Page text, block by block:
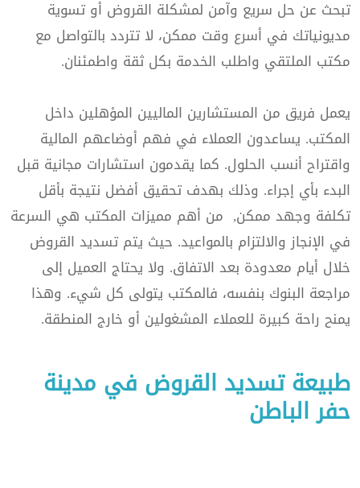
تبحث عن حل سريع وآمن لمشكلة القروض أو تسوية
مديونياتك في أسرع وقت ممكن، لا تتردد بالتواصل مع
مكتب الملتقي واطلب الخدمة بكل ثقة واطمئنان.
يعمل فريق من المستشارين الماليين المؤهلين داخل
المكتب. يساعدون العملاء في فهم أوضاعهم المالية
واقتراح أنسب الحلول. كما يقدمون استشارات مجانية قبل
البدء بأي إجراء. وذلك بهدف تحقيق أفضل نتيجة بأقل
تكلفة وجهد ممكن, من أهم مميزات المكتب هي السرعة
في الإنجاز والالتزام بالمواعيد. حيث يتم تسديد القروض
خلال أيام معدودة بعد الاتفاق. ولا يحتاج العميل إلى
مراجعة البنوك بنفسه، فالمكتب يتولى كل شيء. وهذا
يمنح راحة كبيرة للعملاء المشغولين أو خارج المنطقة.
طبيعة تسديد القروض في مدينة
حفر الباطن